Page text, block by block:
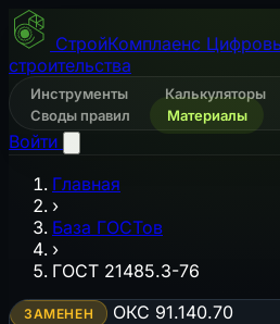
СтройКомплаенс
строительства
Инструменты Калькуляторы
Своды правил
Материалы
Войти
Главная
›
База ГОСТов
›
ГОСТ 21485.3-76
ЗАМЕНЕН ОКС 91.140.70